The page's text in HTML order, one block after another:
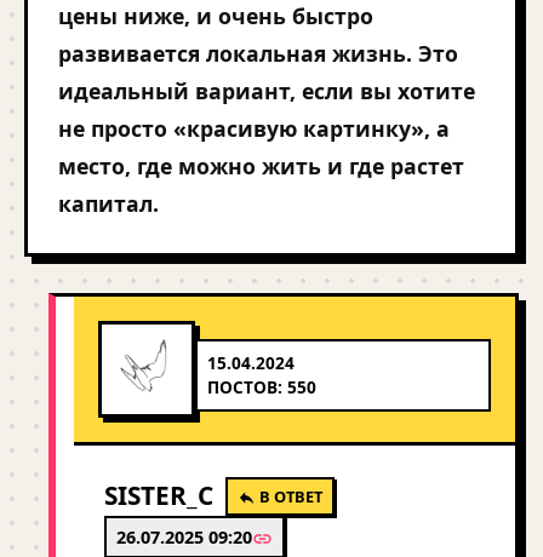
цены ниже, и очень быстро
развивается локальная жизнь. Это
идеальный вариант, если вы хотите
не просто «красивую картинку», а
место, где можно жить и где растет
капитал.
15.04.2024
ПОСТОВ: 550
SISTER_C В ОТВЕТ
26.07.2025 09:20